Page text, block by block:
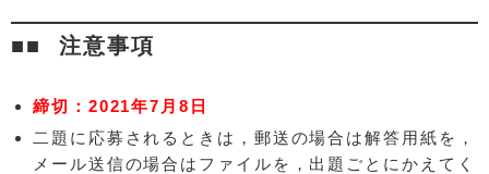
注意事項
締切：2021年7月8日
二題に応募されるときは，郵送の場合は解答用紙を，
メール送信の場合はファイルを，出題ごとにかえてく